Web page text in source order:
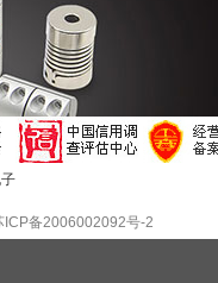
ICP备2006002092号-2